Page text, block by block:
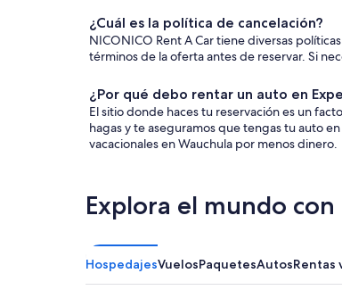
¿Cuál es la política de cancelación?
NICONICO Rent A Car tiene diversas
términos de la oferta antes de reservar. Si
¿Por qué debo rentar un auto en
El sitio donde haces tu reservación es un
hagas y te aseguramos que tengas tu auto
vacacionales en Wauchula por menos dinero.
Explora el mundo con
HospedajesVuelosPaquetesAutosRentas